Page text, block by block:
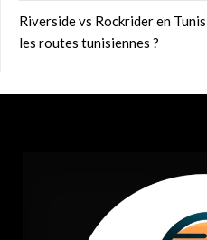
Riverside vs Rockrider en
les routes tunisiennes ?